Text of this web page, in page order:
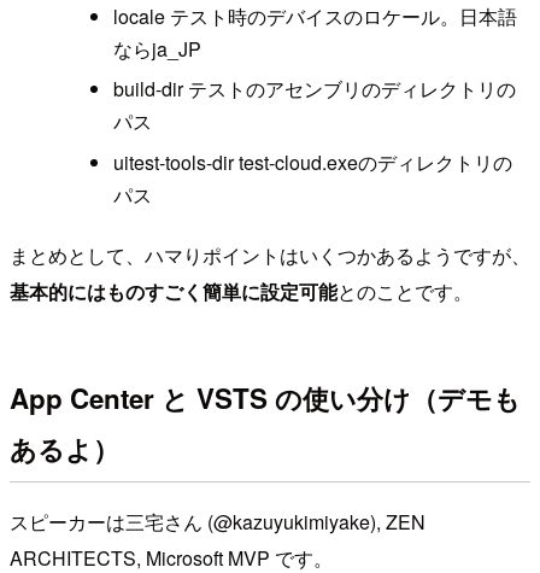
locale テスト時のデバイスのロケール。日本語
ならja_JP
build-dir テストのアセンブリのディレクトリの
パス
uitest-tools-dir test-cloud.exeのディレクトリの
パス
まとめとして、ハマりポイントはいくつかあるようですが、
基本的にはものすごく簡単に設定可能とのことです。
App Center と VSTS の使い分け（デモも
あるよ）
スピーカーは三宅さん (@kazuyukimiyake), ZEN
ARCHITECTS, Microsoft MVP です。